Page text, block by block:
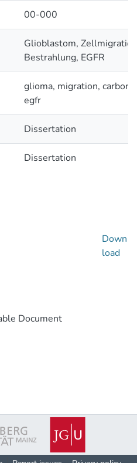
00-000
Glioblastom,
Bestrahlung, EGFR
glioma, migration, carbon
egfr
Dissertation
Dissertation
Document
Down
load